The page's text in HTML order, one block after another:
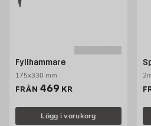
Fyllhammare
175x330 mm
FRÅN Pris 469 kr
469 KR
Lägg i varukorg